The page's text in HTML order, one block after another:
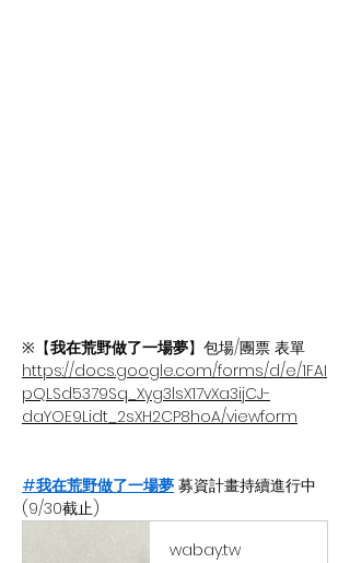
※【我在荒野做了一場夢】包場/團票 表單
https://docs.google.com/forms/d/e/1FAI
pQLSd5379Sq_Xyg3lsX17vXa3ijCJ-
daYOE9Lidt_2sXH2CP8hoA/viewform
#我在荒野做了一場夢 募資計畫持續進行中
(9/30截止)
wabay.tw